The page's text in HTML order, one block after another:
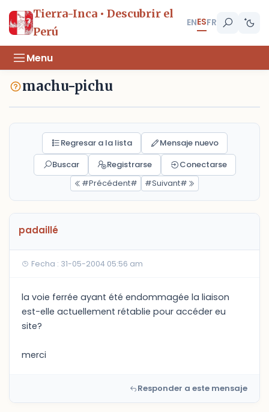
Tierra-Inca • Descubrir el
Perú
ENESFR
Menu
machu-pichu
Regresar a la lista
Mensaje nuevo
Buscar
Registrarse
Conectarse
#Précédent#
#Suivant#
padaillé
Fecha : 31-05-2004 05:56 am
la voie ferrée ayant été endommagée la liaison
est-elle actuellement rétablie pour accéder eu
site?
merci
Responder a este mensaje